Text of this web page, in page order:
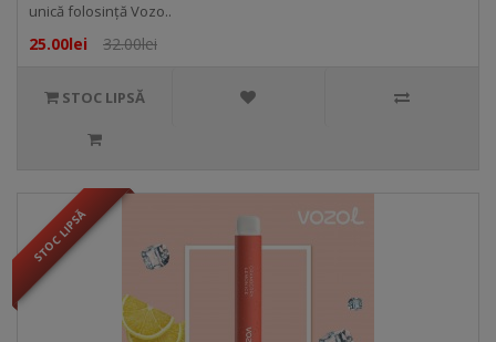
unică folosință Vozo..
25.00lei 32.00lei
STOC LIPSĂ
STOC LIPSĂ